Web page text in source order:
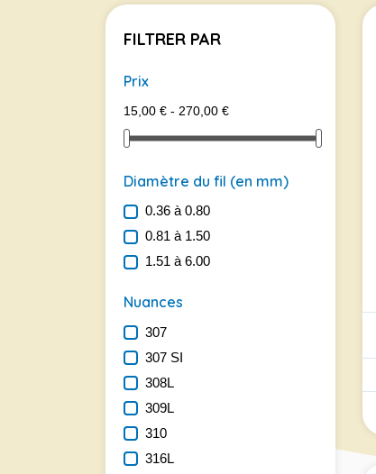
FILTRER PAR
Prix
15,00 € - 270,00 €
Diamètre du fil (en mm)
0.36 à 0.80
0.81 à 1.50
1.51 à 6.00
Nuances
307
307 SI
308L
309L
310
316L